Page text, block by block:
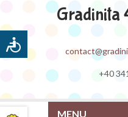
Gradinita
+40
MENU